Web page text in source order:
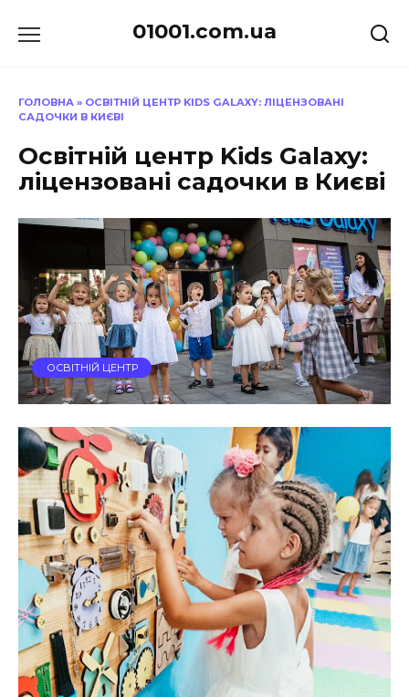
до
01001.com.ua
ГОЛОВНА » ОСВІТНІЙ ЦЕНТР KIDS GALAXY: ЛІЦЕНЗОВАНІ
САДОЧКИ В КИЄВІ
Освітній центр Kids Galaxy:
ліцензовані садочки в Києві
ОСВІТНІЙ ЦЕНТР